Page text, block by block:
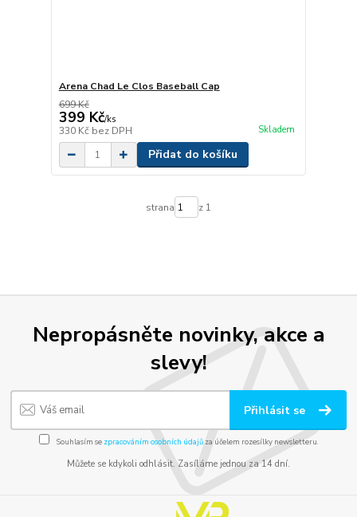
Arena Chad Le Clos Baseball Cap
699 Kč
399 Kč/ks
330 Kč bez DPH Skladem
Přidat do košíku
strana z 1
Nepropásněte novinky, akce a
slevy!
Přihlásit se
Souhlasím se zpracováním osobních údajůza účelem rozesílky newsletteru.
Můžete se kdykoli odhlásit. Zasíláme jednou za 14 dní.